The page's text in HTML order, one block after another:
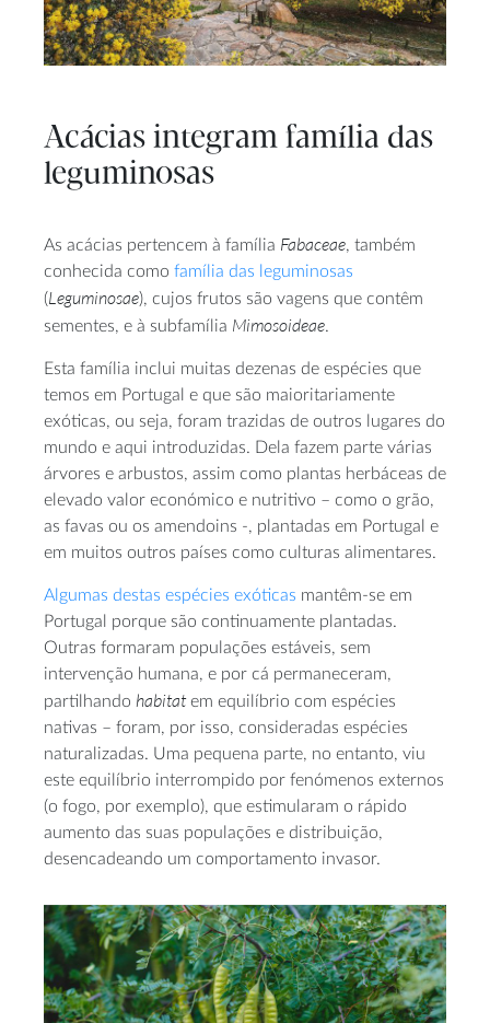
Acácias integram família das
leguminosas
As acácias pertencem à família Fabaceae, também
conhecida como família das leguminosas
(Leguminosae), cujos frutos são vagens que contêm
sementes, e à subfamília Mimosoideae.
Esta família inclui muitas dezenas de espécies que
temos em Portugal e que são maioritariamente
exóticas, ou seja, foram trazidas de outros lugares do
mundo e aqui introduzidas. Dela fazem parte várias
árvores e arbustos, assim como plantas herbáceas de
elevado valor económico e nutritivo – como o grão,
as favas ou os amendoins -, plantadas em Portugal e
em muitos outros países como culturas alimentares.
Algumas destas espécies exóticas mantêm-se em
Portugal porque são continuamente plantadas.
Outras formaram populações estáveis, sem
intervenção humana, e por cá permaneceram,
partilhando habitatem equilíbrio com espécies
nativas – foram, por isso, consideradas espécies
naturalizadas. Uma pequena parte, no entanto, viu
este equilíbrio interrompido por fenómenos externos
(o fogo, por exemplo), que estimularam o rápido
aumento das suas populações e distribuição,
desencadeando um comportamento invasor.